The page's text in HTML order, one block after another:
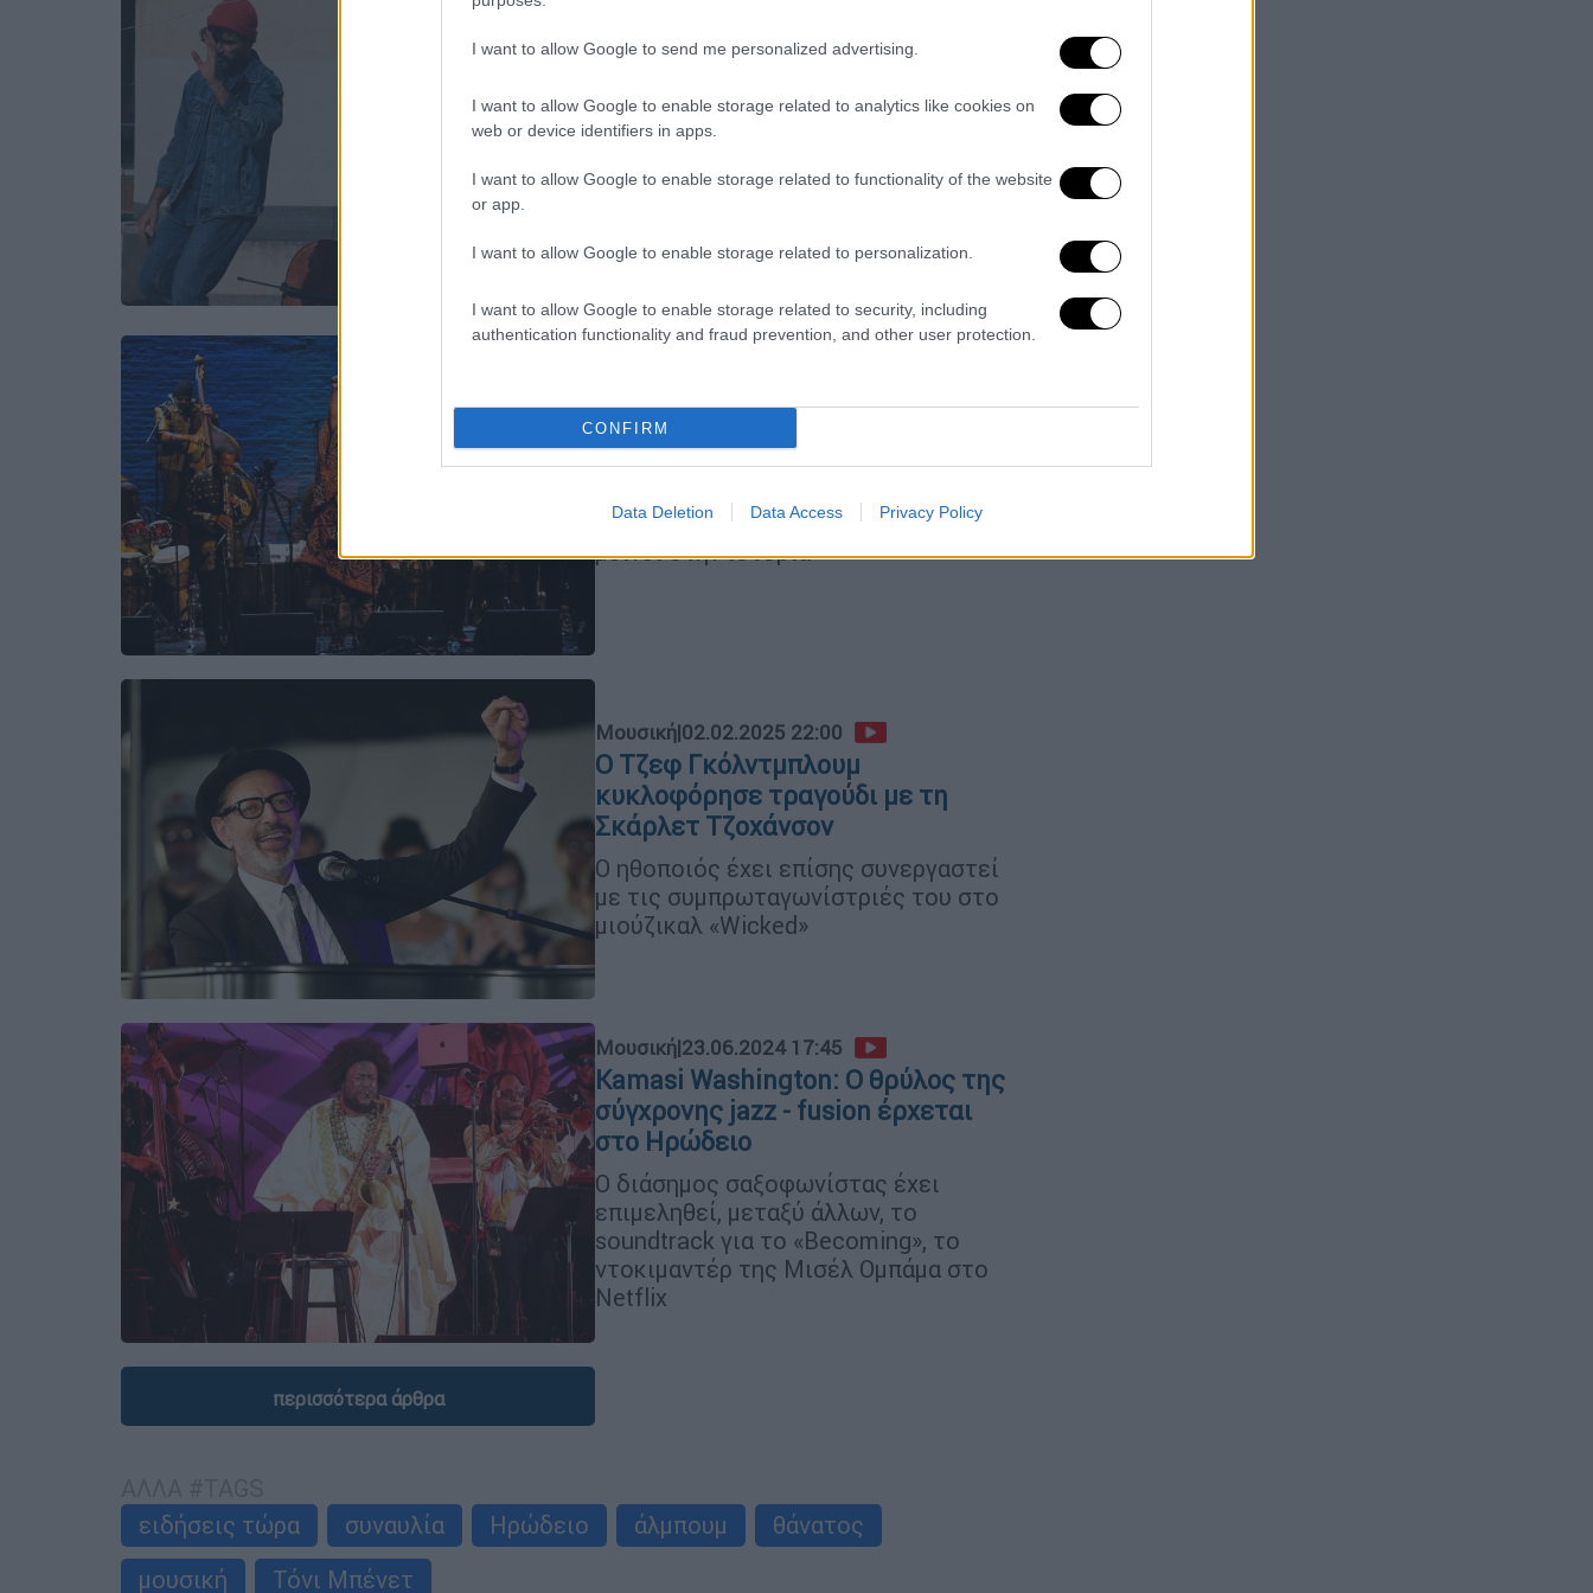
I want to allow Google to send me personalized advertising.
I want to allow Google to enable storage related to analytics like cookies on
web or device identifiers in apps.
I want to allow Google to enable storage related to functionality of the website
or app.
I want to allow Google to enable storage related to personalization.
I want to allow Google to enable storage related to security, including
authentication functionality and fraud prevention, and other user protection.
CONFIRM
Data Deletion Data Access Privacy Policy
στον Κήπο του Μεγάρου και
παρουσιάζει ένα ξεχωριστό
αφιέρωμα στον Miles Davis
μπασίστας επιχειρεί μια φρέσκια
τρομπετίστα, με το μπάσο στον ρόλο
Μουσική 21.04.2025 21:15
Πλησιάζει η μεγάλη συναυλία του
Μία ξεχωριστή συναυλία που θα
μείνει στην ιστορία
Μουσική|02.02.2025 22:00
Ο Τζεφ Γκόλντμπλουμ
κυκλοφόρησε τραγούδι με τη
Σκάρλετ Τζοχάνσον
Ο ηθοποιός έχει επίσης συνεργαστεί
με τις συμπρωταγωνίστριές του στο
μιούζικαλ «Wicked»
Μουσική|23.06.2024 17:45
Kamasi Washington: Ο θρύλος της
σύγχρονης jazz - fusion έρχεται
στο Ηρώδειο
Ο διάσημος σαξοφωνίστας έχει
επιμεληθεί, μεταξύ άλλων, το
soundtrack για το «Becoming», το
ντοκιμαντέρ της Μισέλ Ομπάμα στο
Netflix
περισσότερα άρθρα
ειδήσεις τώρα
συναυλία Ηρώδειο άλμπουμ
θάνατος
μουσική
Τόνι Μπένετ